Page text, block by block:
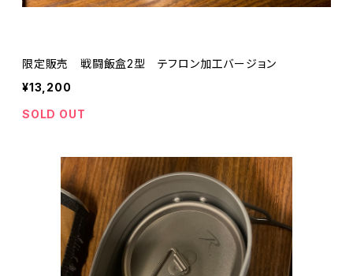
限定販売 戦闘飯盒2型 テフロン加工バージョン
¥13,200
SOLD OUT